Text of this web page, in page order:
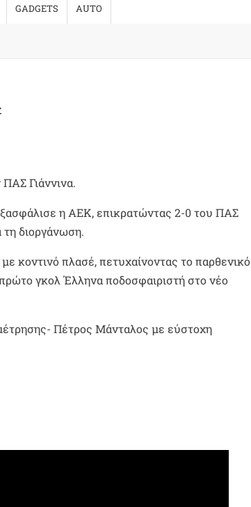
GADGETS AUTO
Γιάννινα.
η ΑΕΚ, επικρατώντας 2-0 του ΠΑΣ
τη διοργάνωση.
κοντινό πλασέ, πετυχαίνοντας το παρθενικό
γκολ Έλληνα ποδοσφαιριστή στο νέο
Πέτρος Μάνταλος με εύστοχη